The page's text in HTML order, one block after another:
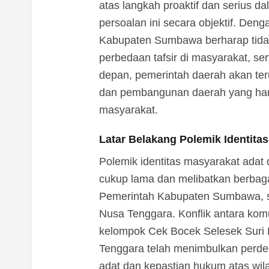
atas langkah proaktif dan serius
persoalan ini secara objektif.
Kabupaten Sumbawa berharap
perbedaan tafsir di masyarakat,
depan, pemerintah daerah akan
dan pembangunan daerah yang
masyarakat.
Latar Belakang Polemik
Polemik identitas masyarakat
cukup lama dan melibatkan
Pemerintah Kabupaten
Nusa Tenggara. Konflik antara
kelompok Cek Bocek Selesek
Tenggara telah menimbulkan
adat dan kepastian hukum atas